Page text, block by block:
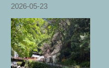
2026-05-23